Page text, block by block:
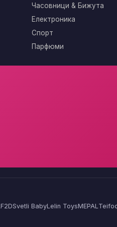
Часовници & Бижута
Електроника
Спорт
Парфюми
F2DSvetli BabyLelin ToysMEPAL